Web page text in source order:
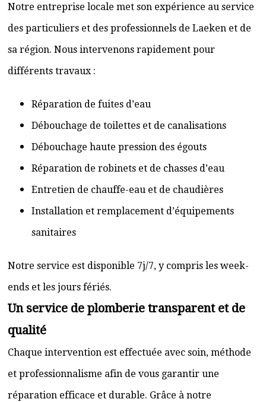
Notre entreprise locale met son expérience au service
des particuliers et des professionnels de Laeken et de
sa région. Nous intervenons rapidement pour
différents travaux :
Réparation de fuites d’eau
Débouchage de toilettes et de canalisations
Débouchage haute pression des égouts
Réparation de robinets et de chasses d’eau
Entretien de chauffe-eau et de chaudières
Installation et remplacement d’équipements
sanitaires
Notre service est disponible 7j/7, y compris les week-
ends et les jours fériés.
Un service de plomberie transparent et de
qualité
Chaque intervention est effectuée avec soin, méthode
et professionnalisme afin de vous garantir une
réparation efficace et durable. Grâce à notre